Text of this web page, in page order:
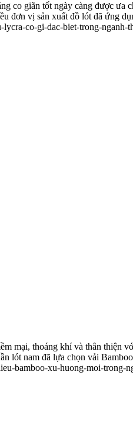
co giãn tốt ngày càng được ưa
đơn vị sản xuất đồ lót đã ứng
co-gi-dac-biet-trong-nganh-
mại, thoáng khí và thân thiện
lót nam đã lựa chọn vải
bamboo-xu-huong-moi-trong-